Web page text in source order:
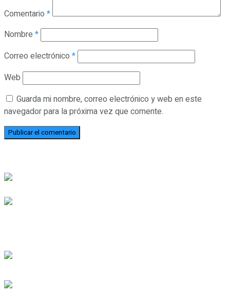
Comentario *
Nombre *
Correo electrónico *
Web
Guarda mi nombre, correo electrónico y web en este
navegador para la próxima vez que comente.